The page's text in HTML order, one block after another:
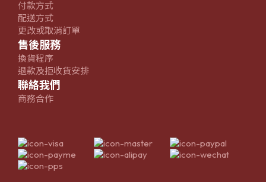
付款方式
配送方式
更改或取消訂單
售後服務
換貨程序
退款及拒收貨安排
聯絡我們
商務合作